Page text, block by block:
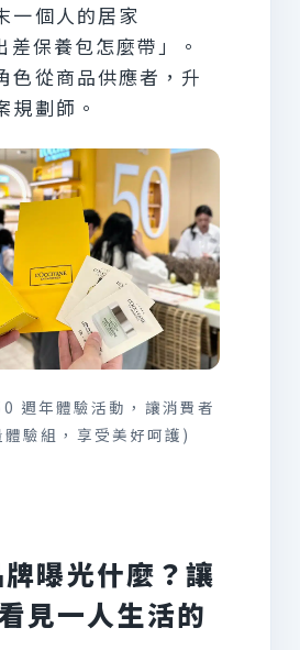
一個人的居家
差保養包怎麼帶」。
色從商品供應者，升
規劃師。
週年體驗活動，讓消費者
驗組，享受美好呵護)
曝光什麼？讓
見一人生活的